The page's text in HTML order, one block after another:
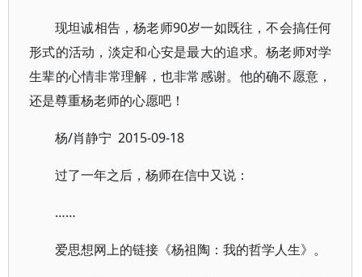
现坦诚相告，杨老师90岁一如既往，不会搞任何
形式的活动，淡定和心安是最大的追求。杨老师对学
生辈的心情非常理解，也非常感谢。他的确不愿意，
还是尊重杨老师的心愿吧！
杨/肖静宁 2015-09-18
过了一年之后，杨师在信中又说：
……
爱思想网上的链接《杨祖陶：我的哲学人生》。